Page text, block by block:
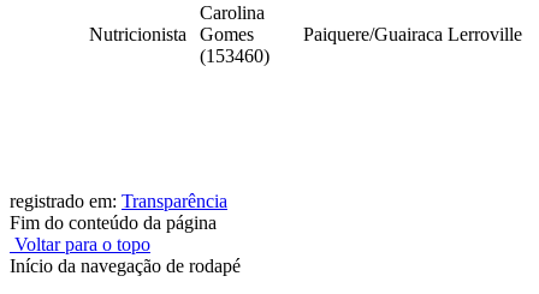
Nutricionista
Carolina
Gomes
(153460)
Paiquere/Guairaca Lerroville
registrado em: Transparência
Fim do conteúdo da página
Voltar para o topo
Início da navegação de rodapé